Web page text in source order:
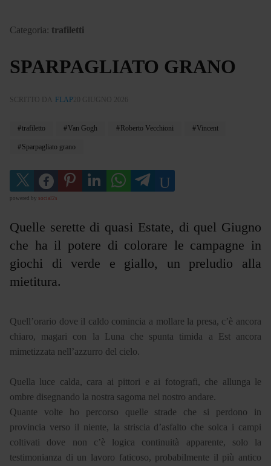
Categoria: trafiletti
SPARPAGLIATO GRANO
SCRITTO DA FLAP20 GIUGNO 2026
trafiletto Van Gogh Roberto Vecchioni Vincent
Sparpagliato grano
powered by social2s
Quelle serette di quasi Estate, di quel Giugno
che ha il potere di colorare le campagne in
giochi di verde e giallo, un preludio alla
mietitura.
Quell’orario dove il caldo comincia a mollare la presa, c’è ancora
chiaro, magari con la Luna che spunta timida a Est ancora
mimetizzata nell’azzurro del cielo.
Quella luce calda, cara ai pittori e ai fotografi, che allunga le
ombre disegnando la nostra sagoma nel nostro andare.
Quante volte ho percorso quelle strade che si perdono in
provincia verso il niente, la striscia d’asfalto che solca i campi
coltivati dove non c’è logica continuità apparente, solo la
testimonianza di un lavoro faticoso, probabilmente il più antico